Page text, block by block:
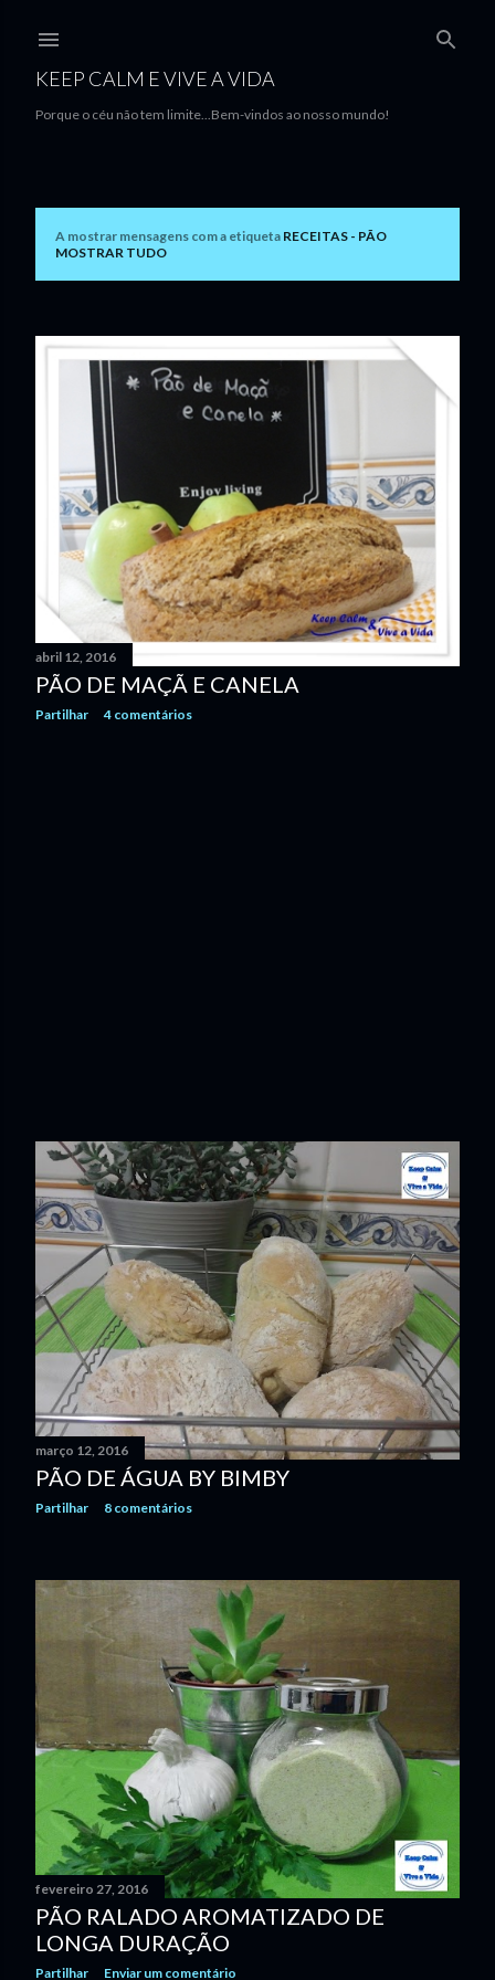
KEEP CALM E VIVE A VIDA
Porque o céu não tem limite...Bem-vindos ao nosso mundo!
M
n
A mostrar mensagens com a etiqueta RECEITAS - PÃO
MOSTRAR TUDO
abril 12, 2016
PÃO DE MAÇÃ E CANELA
Partilhar 4 comentários
março 12, 2016
PÃO DE ÁGUA BY BIMBY
Partilhar 8 comentários
fevereiro 27, 2016
PÃO RALADO AROMATIZADO DE
LONGA DURAÇÃO
Partilhar Enviar um comentário